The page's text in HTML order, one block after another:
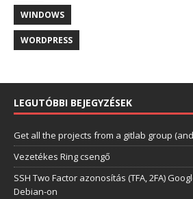
WINDOWS
WORDPRESS
LEGUTÓBBI BEJEGYZÉSEK
Get all the projects from a gitlab group
Vezetékes Ring csengő
SSH Two Factor azonosítás (TFA, 2FA)
Debian-on